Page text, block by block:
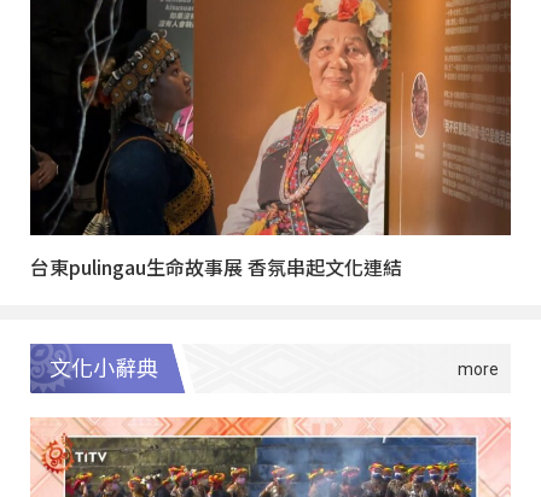
台東pulingau生命故事展 香氛串起文化連結
文化小辭典